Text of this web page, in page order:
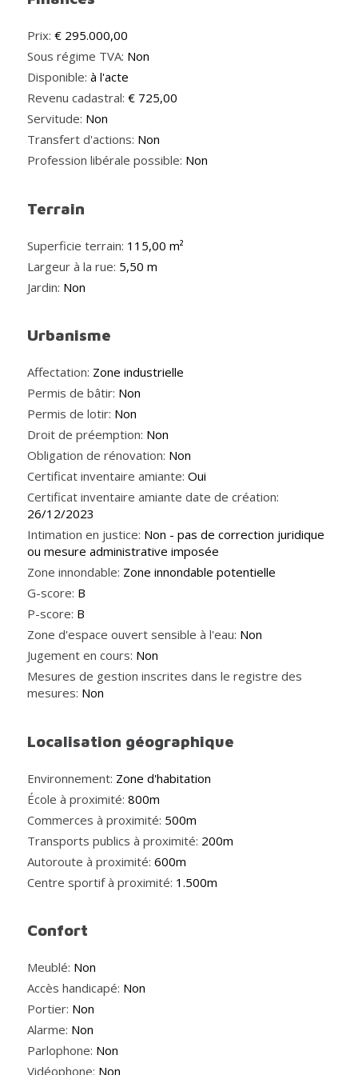
Prix: € 295.000,00
Sous régime TVA: Non
Disponible: à l'acte
Revenu cadastral: € 725,00
Servitude: Non
Transfert d'actions: Non
Profession libérale possible: Non
Terrain
Superficie terrain: 115,00 m²
Largeur à la rue: 5,50 m
Jardin: Non
Urbanisme
Affectation: Zone industrielle
Permis de bâtir: Non
Permis de lotir: Non
Droit de préemption: Non
Obligation de rénovation: Non
Certificat inventaire amiante: Oui
Certificat inventaire amiante date de création:
26/12/2023
Intimation en justice: Non - pas de correction juridique
ou mesure administrative imposée
Zone innondable: Zone innondable potentielle
G-score: B
P-score: B
Zone d'espace ouvert sensible à l'eau: Non
Jugement en cours: Non
Mesures de gestion inscrites dans le registre des
mesures: Non
Localisation géographique
Environnement: Zone d'habitation
École à proximité: 800m
Commerces à proximité: 500m
Transports publics à proximité: 200m
Autoroute à proximité: 600m
Centre sportif à proximité: 1.500m
Confort
Meublé: Non
Accès handicapé: Non
Portier: Non
Alarme: Non
Parlophone: Non
Vidéophone: Non